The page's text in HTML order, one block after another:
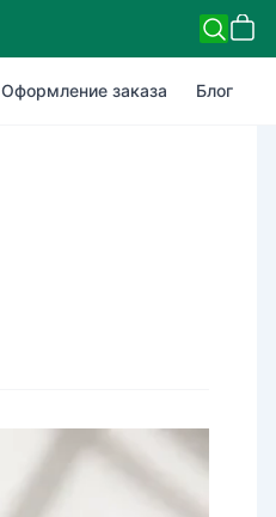
Оформление заказа Блог